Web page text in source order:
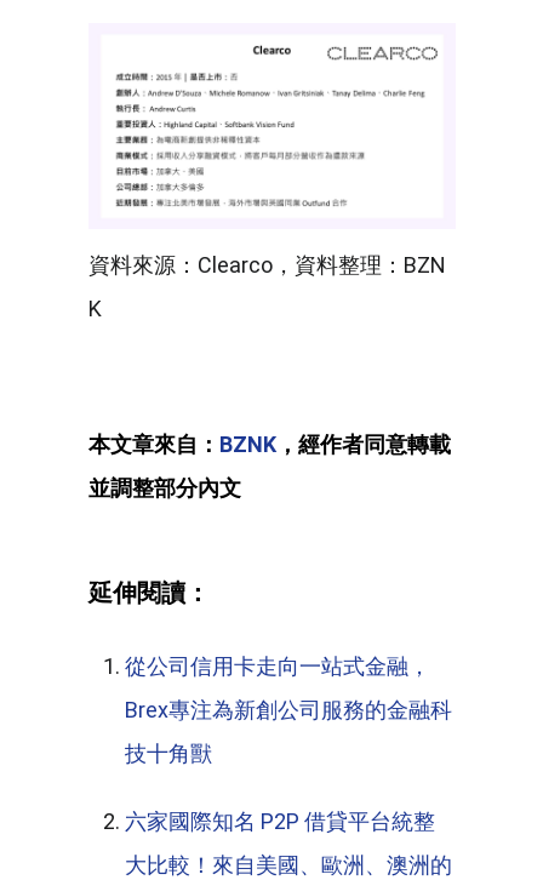
資料來源：Clearco，資料整理：BZN
K
本文章來自： BZNK，經作者同意轉載
並調整部分內文
延伸閱讀：
從公司信用卡走向一站式金融，
Brex專注為新創公司服務的金融科
技十角獸
六家國際知名 P2P 借貸平台統整
大比較！來自美國、歐洲、澳洲的